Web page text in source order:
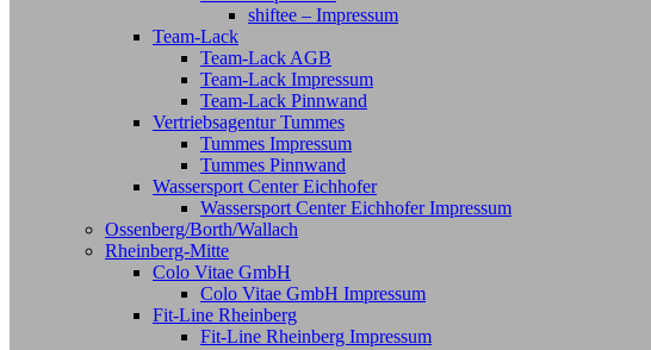
shiftee – Impressum
Team-Lack
Team-Lack AGB
Team-Lack Impressum
Team-Lack Pinnwand
Vertriebsagentur Tummes
Tummes Impressum
Tummes Pinnwand
Wassersport Center Eichhofer
Wassersport Center Eichhofer Impressum
Ossenberg/Borth/Wallach
Rheinberg-Mitte
Colo Vitae GmbH
Colo Vitae GmbH Impressum
Fit-Line Rheinberg
Fit-Line Rheinberg Impressum